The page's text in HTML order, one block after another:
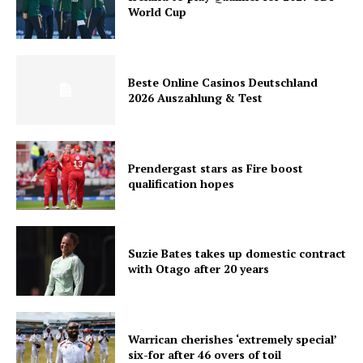
World Cup
Beste Online Casinos Deutschland
2026 Auszahlung & Test
Prendergast stars as Fire boost
qualification hopes
Suzie Bates takes up domestic contract
with Otago after 20 years
Warrican cherishes ‘extremely special’
six-for after 46 overs of toil